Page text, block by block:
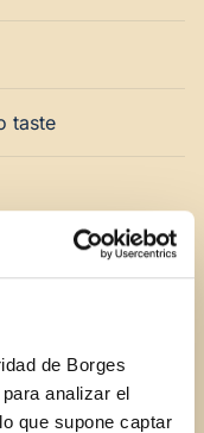
de Borges
analizar el
que supone captar
taste
breasts,
broth